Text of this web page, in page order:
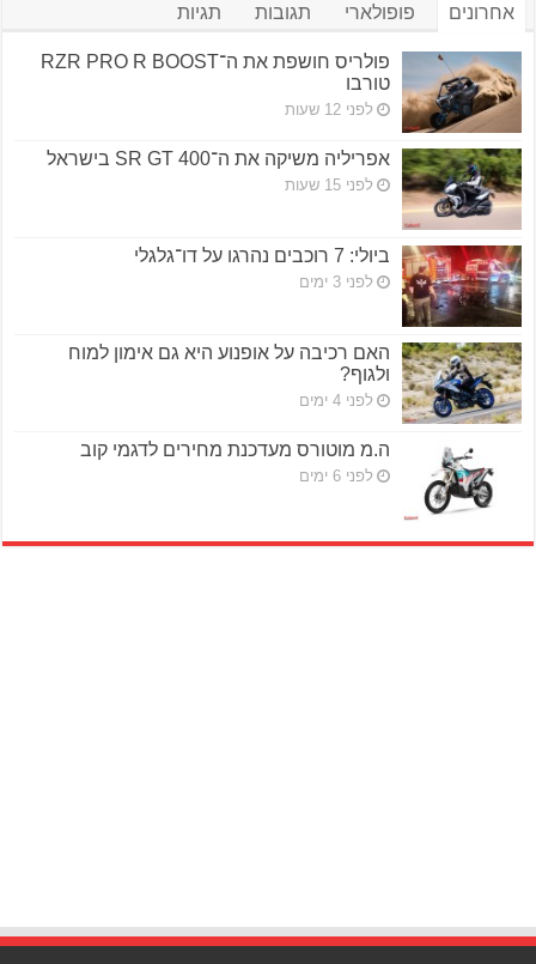
אחרונים פופולארי תגובות תגיות
פולריס חושפת את ה־RZR PRO R BOOST
טורבו
לפני 12 שעות
אפריליה משיקה את ה־SR GT 400 בישראל
לפני 15 שעות
ביולי: 7 רוכבים נהרגו על דו־גלגלי
לפני 3 ימים
האם רכיבה על אופנוע היא גם אימון למוח
ולגוף?
לפני 4 ימים
ה.מ מוטורס מעדכנת מחירים לדגמי קוב
לפני 6 ימים